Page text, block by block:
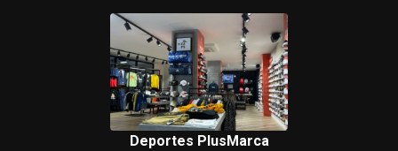
Deportes PlusMarca